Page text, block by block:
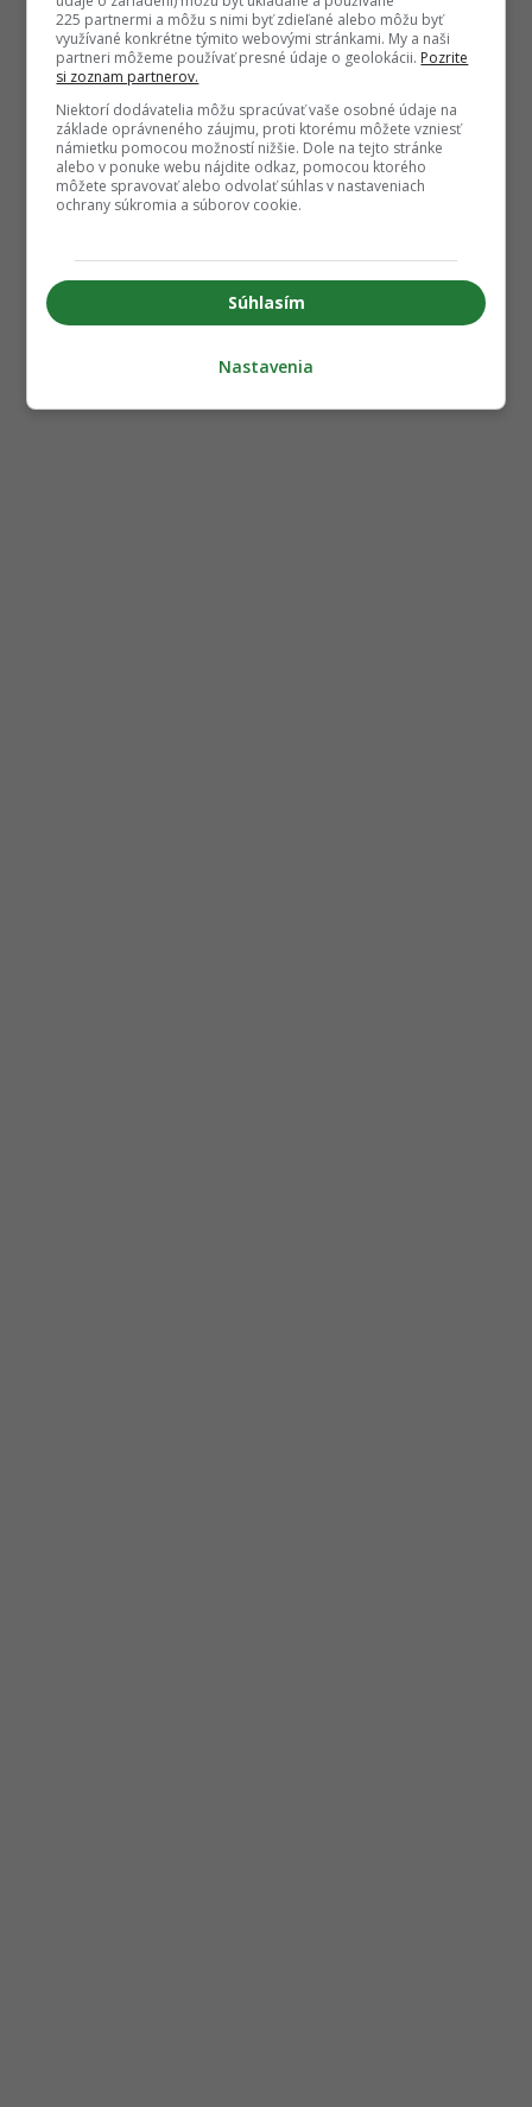
225 partnermi a môžu s nimi byť zdieľané alebo môžu byť
využívané konkrétne týmito webovými stránkami. My a naši
partneri môžeme používať presné údaje o geolokácii. Pozrite
si zoznam partnerov.
Niektorí dodávatelia môžu spracúvať vaše osobné údaje na
základe oprávneného záujmu, proti ktorému môžete vzniesť
námietku pomocou možností nižšie. Dole na tejto stránke
alebo v ponuke webu nájdite odkaz, pomocou ktorého
môžete spravovať alebo odvolať súhlas v nastaveniach
ochrany súkromia a súborov cookie.
Súhlasím
Nastavenia